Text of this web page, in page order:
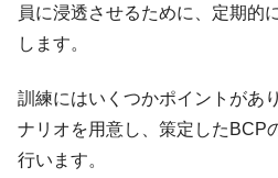
員に浸透させるために、定期的
します。
訓練にはいくつかポイントがあ
ナリオを用意し、策定したBCP
行います。